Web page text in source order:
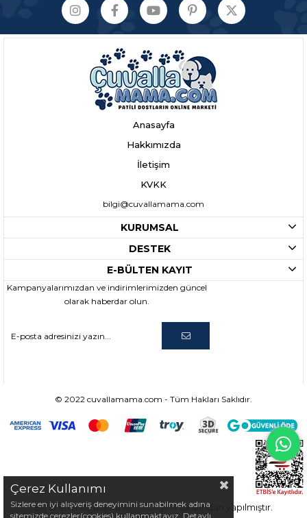
Anasayfa
Hakkımızda
İletişim
KVKK
bilgi@cuvallamama.com
KURUMSAL
DESTEK
E-BÜLTEN KAYIT
Kampanyalarımızdan ve indirimlerimizden güncel
olarak haberdar olun.
© 2022 cuvallamama.com - Tüm Hakları Saklıdır.
Bu sitenin kurulumuKeyo Digital tarafından yapılmıştır.
Çerez Kullanımı
Sizlere en iyi alışveriş deneyimini sunabilmek adına
sitemizde çerezler(cookies) kullanmaktayız. Detaylı